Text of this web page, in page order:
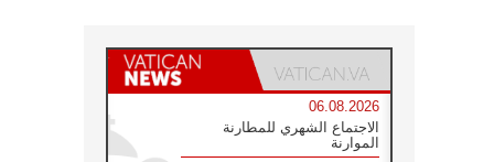
06.08.2026
الاجتماع الشهري للمطارنة
الموارنة